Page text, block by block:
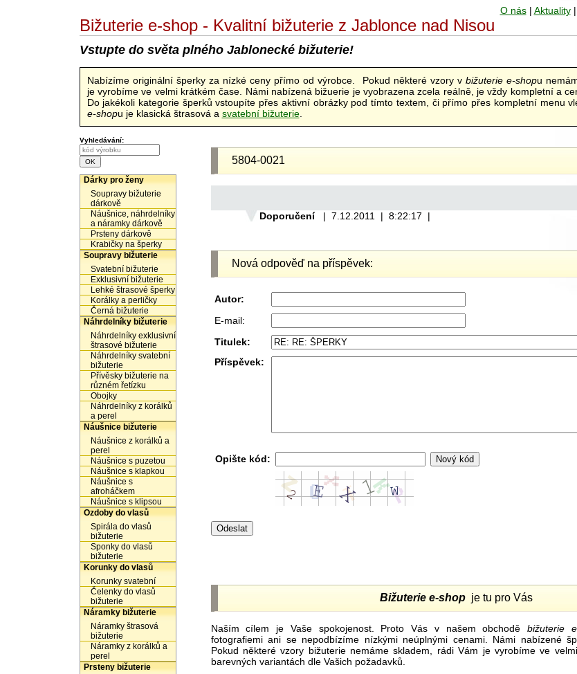
O nás| Aktuality|
Bižuterie e-shop - Kvalitní bižuterie z Jablonce nad Nisou
Vstupte do světa plného Jablonecké bižuterie!
Nabízíme originální šperky za nízké ceny přímo od výrobce. Pokud některé vzory v bižuterie e-shopu
je vyrobíme ve velmi krátkém čase. Námi nabízená bižuerie je vyobrazena zcela reálně, je vždy kompletní a
Do jakékoli kategorie šperků vstoupíte přes aktivní obrázky pod tímto textem, či přímo přes kompletní menu
e-shopu je klasická štrasová a svatební bižuterie.
Vyhledávání:
Dárky pro ženy
Soupravy bižuterie
dárkově
Náušnice, náhrdelníky
a náramky dárkově
Prsteny dárkově
Krabičky na šperky
Soupravy bižuterie
Svatební bižuterie
Exklusivní bižuterie
Lehké štrasové šperky
Korálky a perličky
Černá bižuterie
Náhrdelníky bižuterie
Náhrdelníky exklusivní
štrasové bižuterie
Náhrdelníky svatební
bižuterie
Přívěsky bižuterie na
různém řetízku
Obojky
Náhrdelníky z korálků
a perel
Náušnice bižuterie
Náušnice z korálků a
perel
Náušnice s puzetou
Náušnice s klapkou
Náušnice s
afroháčkem
Náušnice s klipsou
Ozdoby do vlasů
Spirála do vlasů
bižuterie
Sponky do vlasů
bižuterie
Korunky do vlasů
Korunky svatební
Čelenky do vlasů
bižuterie
Náramky bižuterie
Náramky štrasová
bižuterie
Náramky z korálků a
perel
Prsteny bižuterie
5804-0021
Doporučení | 7.12.2011 | 8:22:17 |
Nová odpověď na příspěvek:
Autor:
E-mail:
Titulek:
Příspěvek:
Opište kód:
Bižuterie e-shopje tu pro Vás
Naším cílem je Vaše spokojenost. Proto Vás v našem obchoděbižuterie
fotografiemi ani se nepodbízíme nízkými neúplnými cenami. Námi nabízené
Pokud některé vzory bižuterie nemáme skladem, rádi Vám je vyrobíme ve
barevných variantách dle Vašich požadavků.